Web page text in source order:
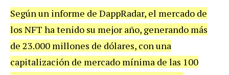
Según un informe de DappRadar, el mercado de
los NFT ha tenido su mejor año, generando más
de 23.000 millones de dólares, con una
capitalización de mercado mínima de las 100